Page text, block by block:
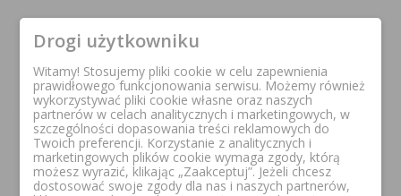
FILTR Nazwa, A do Zarrow_drop_down
Okazja!
Pakiet
Okazja!
Pakiet
Drogi użytkowniku
Witamy! Stosujemy pliki cookie w celu zapewnienia
prawidłowego funkcjonowania serwisu. Możemy również
wykorzystywać pliki cookie własne oraz naszych
partnerów w celach analitycznych i marketingowych, w
szczególności dopasowania treści reklamowych do
Twoich preferencji. Korzystanie z analitycznych i
marketingowych plików cookie wymaga zgody, którą
możesz wyrazić, klikając „Zaakceptuj”. Jeżeli chcesz
dostosować swoje zgody dla nas i naszych partnerów,